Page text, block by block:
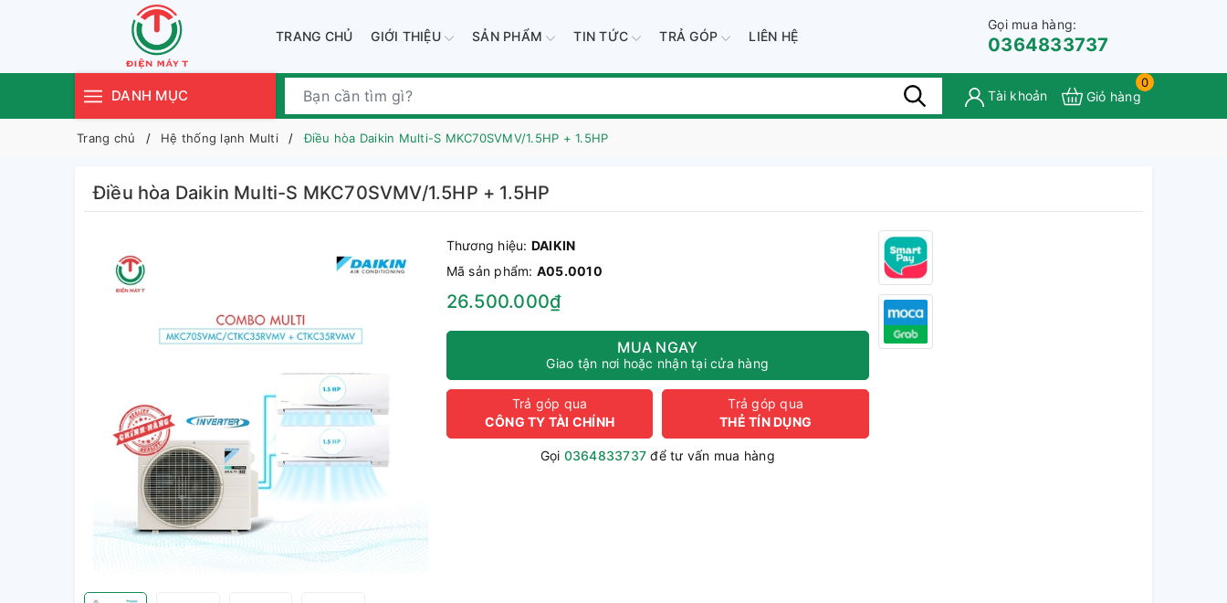
TRANG CHỦ GIỚI THIỆU SẢN PHẨM TIN TỨC TRẢ GÓP LIÊN HỆ
Gọi mua hàng:
0364833737
DANH MỤC Tài khoản
0
Giỏ hàng
Trang chủ Hệ thống lạnh Multi Điều hòa Daikin Multi-S MKC70SVMV/1.5HP + 1.5HP
Điều hòa Daikin Multi-S MKC70SVMV/1.5HP + 1.5HP
Thương hiệu: DAIKIN
Mã sản phẩm: A05.0010
26.500.000₫
MUA NGAY
Giao tận nơi hoặc nhận tại cửa hàng
Trả góp qua
CÔNG TY TÀI CHÍNH
Trả góp qua
THẺ TÍN DỤNG
Gọi 0364833737 để tư vấn mua hàng